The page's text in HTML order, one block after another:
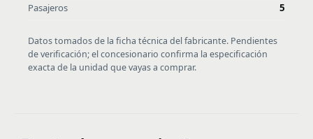
Pasajeros 5
Datos tomados de la ficha técnica del fabricante. Pendientes
de verificación; el concesionario confirma la especificación
exacta de la unidad que vayas a comprar.